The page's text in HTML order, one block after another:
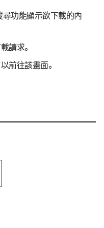
尋功能顯示欲下載的內
請求。
前往該畫面。